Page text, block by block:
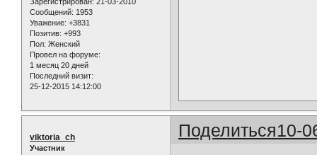
Сообщений: 1953
Уважение: +3831
Позитив: +993
Пол: Женский
Провел на форуме:
1 месяц 20 дней
Последний визит:
25-12-2015 14:12:00
Поделиться10-
viktoria_ch
Участник